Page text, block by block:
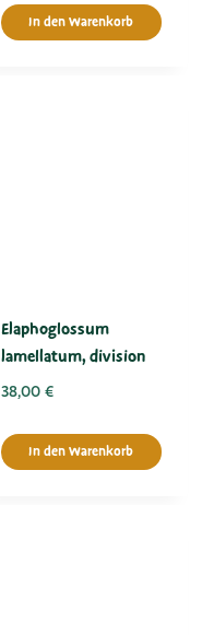
In den Warenkorb
Elaphoglossum
lamellatum, division
38,00 €
In den Warenkorb